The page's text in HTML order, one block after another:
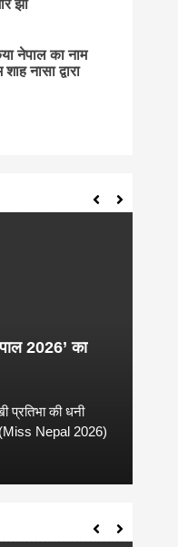
झा
नेपाल का नाम
नासा द्वारा
2026’ का
की धनी
(Miss Nepal 2026)